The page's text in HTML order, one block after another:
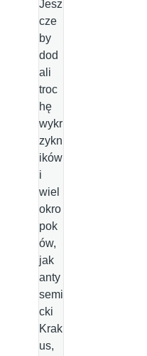
Jesz
cze
by
dod
ali
troc
hę
wykr
zykn
ików
i
wiel
okro
pok
ów,
jak
anty
semi
cki
Krak
us,